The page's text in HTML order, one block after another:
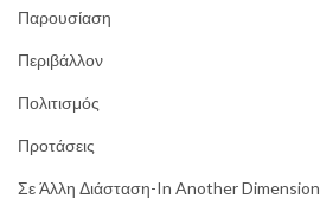
Παρουσίαση
Περιβάλλον
Πολιτισμός
Προτάσεις
Σε Άλλη Διάσταση-In Another Dimension